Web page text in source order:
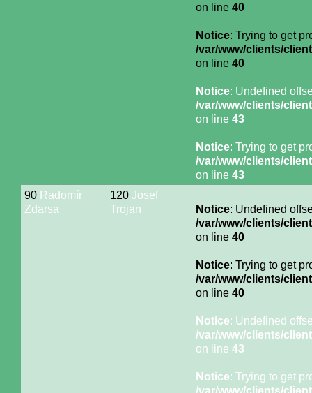
on line 40
Notice: Trying to get
/var/www/clients/
on line 40
Notice: Undefined
/var/www/clients/
on line 43
Notice: Trying to get
/var/www/clients/
on line 43
90 Radomír
Zdarsa
120 Josef
Trojan
Notice: Undefined
/var/www/clients/
on line 40
Notice: Trying to get
/var/www/clients/
on line 40
Notice: Undefined
/var/www/clients/
on line 43
Notice: Trying to get
/var/www/clients/